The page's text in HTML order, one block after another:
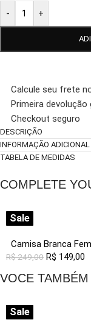
- +
Calcule seu frete
Primeira devolução
Checkout seguro
DESCRIÇÃO
INFORMAÇÃO ADICIONAL
TABELA DE MEDIDAS
COMPLETE
Sale
Camisa Branca
Viscose com Linho
Longa Sob
R$249,00 R$ 149,00
VOCE
Sale